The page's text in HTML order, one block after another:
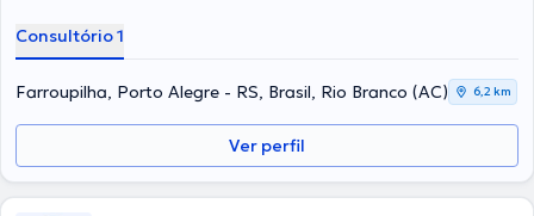
Consultório 1
Farroupilha, Porto Alegre - RS, Brasil, Rio Branco (AC) 6,2 km
Ver perfil